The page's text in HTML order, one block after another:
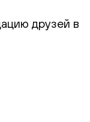
друзей в